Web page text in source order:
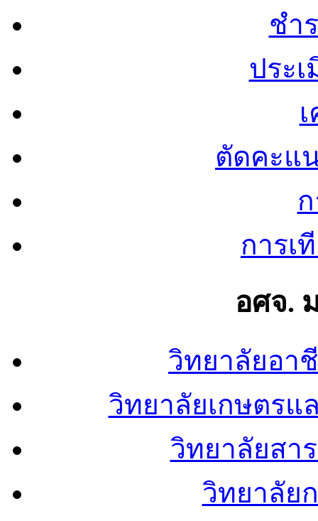
ชำ
ประ
ตัดคะแ
การเ
อศจ.
วิทยาลัยอา
วิทยาลัยเกษตรแ
วิทยาลัยสา
วิทยาลัย